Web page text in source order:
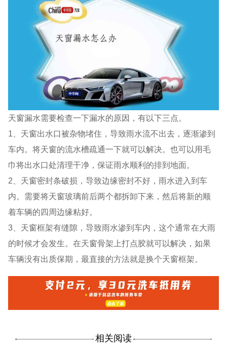
天窗漏水需要检查一下漏水的原因，有以下三点。
1、天窗出水口被杂物堵住，导致雨水流不出去，逐渐渗到
车内。将天窗的流水槽疏通一下就可以解决。也可以用毛
巾将出水口处清理干净，保证雨水顺利的排到地面。
2、天窗密封条破损，导致边缘密封不好，雨水进入到车
内。需要将天窗玻璃前后两个都拆卸下来，然后将新的顺
着车辆的四周边缘粘好。
3、天窗框架有缝隙，导致雨水渗到车内，这个通常在大雨
的时候才会发生。在天窗骨架上打点胶就可以解决，如果
车辆没有出质保期，最直接的方法就是换个天窗框架。
相关阅读